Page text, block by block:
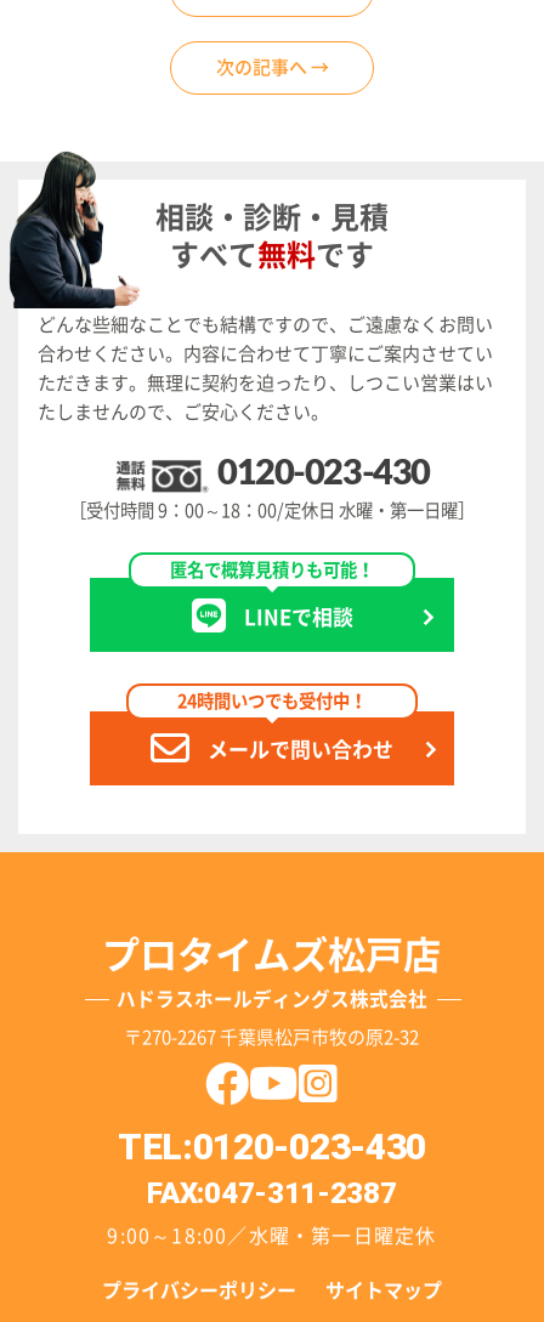
次の記事へ →
相談・診断・見積
すべて無料です
どんな些細なことでも結構ですので、ご遠慮なくお問い
合わせください。 内容に合わせて丁寧にご案内させてい
ただきます。 無理に契約を迫ったり、しつこい営業はい
たしませんので、ご安心ください。
0120-023-430
［受付時間 9：00～18：00/定休日 水曜・第一日曜］
匿名で概算見積りも可能！
LINEで相談
24時間いつでも受付中！
メールで問い合わせ
プロタイムズ松戸店
ハドラスホールディングス株式会社
〒270-2267 千葉県松戸市牧の原2-32
TEL:0120-023-430
FAX:047-311-2387
9:00～18:00／水曜・第一日曜定休
プライバシーポリシー サイトマップ